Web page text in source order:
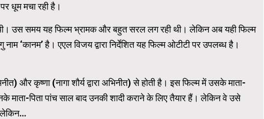
धूम मचा रही है।
थी। उस समय यह फिल्म भ्रामक और बहुत सरल लग रही थी। लेकिन अब यही फिल्म
‘कानम’ है। एएल विजय द्वारा निर्देशित यह फिल्म ओटीटी पर उपलब्ध है।
और कृष्णा (नागा शौर्य द्वारा अभिनीत) से होती है। इस फिल्म में उसके माता-
पिता पांच साल बाद उनकी शादी कराने के लिए तैयार हैं। लेकिन वे उसे
लेकिन…
WordPress Carousel Trial Version